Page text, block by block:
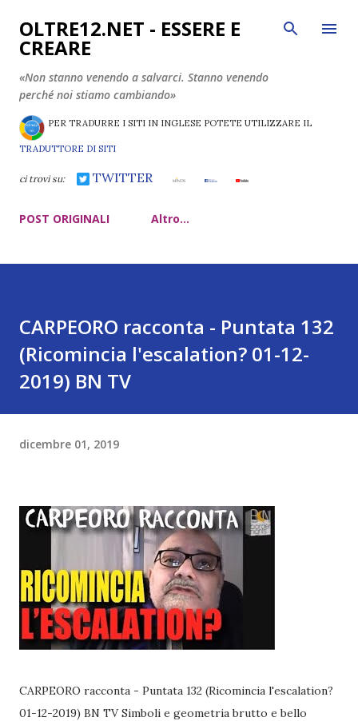
Passa ai contenuti principali
OLTRE12.NET - ESSERE E
CREARE
«Non stanno venendo a salvarci. Stanno venendo
perché noi stiamo cambiando»
PER TRADURRE I SITI IN INGLESE POTETE UTILIZZARE IL
TRADUTTORE DI SITI
ci trovi su: TWITTER
POST ORIGINALI Altro…
CARPEORO racconta - Puntata 132
(Ricomincia l'escalation? 01-12-
2019) BN TV
dicembre 01, 2019
CARPEORO racconta - Puntata 132 (Ricomincia l'escalation?
01-12-2019) BN TV Simboli e geometria brutto e bello